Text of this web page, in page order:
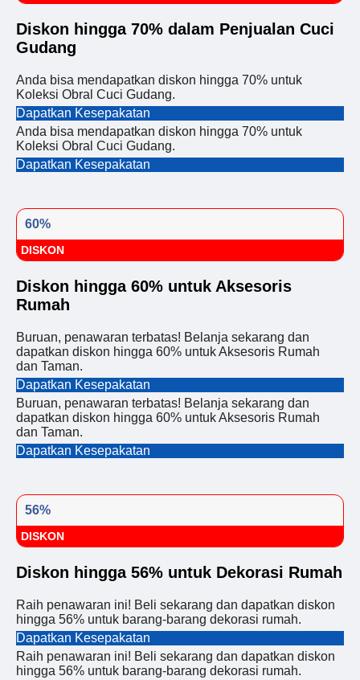
Diskon hingga 70% dalam Penjualan Cuci
Gudang
Anda bisa mendapatkan diskon hingga 70% untuk
Koleksi Obral Cuci Gudang.
Dapatkan Kesepakatan
Anda bisa mendapatkan diskon hingga 70% untuk
Koleksi Obral Cuci Gudang.
Dapatkan Kesepakatan
60%
DISKON
Diskon hingga 60% untuk Aksesoris
Rumah
Buruan, penawaran terbatas! Belanja sekarang dan
dapatkan diskon hingga 60% untuk Aksesoris Rumah
dan Taman.
Dapatkan Kesepakatan
Buruan, penawaran terbatas! Belanja sekarang dan
dapatkan diskon hingga 60% untuk Aksesoris Rumah
dan Taman.
Dapatkan Kesepakatan
56%
DISKON
Diskon hingga 56% untuk Dekorasi Rumah
Raih penawaran ini! Beli sekarang dan dapatkan diskon
hingga 56% untuk barang-barang dekorasi rumah.
Dapatkan Kesepakatan
Raih penawaran ini! Beli sekarang dan dapatkan diskon
hingga 56% untuk barang-barang dekorasi rumah.